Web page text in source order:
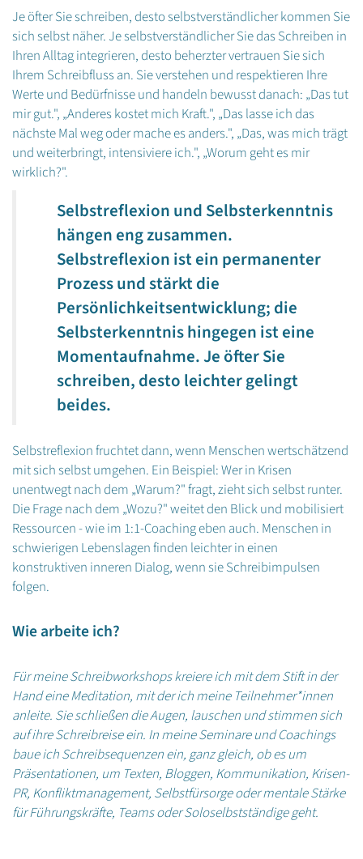
Je öfter Sie schreiben, desto selbstverständlicher kommen Sie
sich selbst näher. Je selbstverständlicher Sie das Schreiben in
Ihren Alltag integrieren, desto beherzter vertrauen Sie sich
Ihrem Schreibfluss an. Sie verstehen und respektieren Ihre
Werte und Bedürfnisse und handeln bewusst danach: „Das tut
mir gut.", „Anderes kostet mich Kraft.", „Das lasse ich das
nächste Mal weg oder mache es anders.", „Das, was mich trägt
und weiterbringt, intensiviere ich.", „Worum geht es mir
wirklich?".
Selbstreflexion und Selbsterkenntnis
hängen eng zusammen.
Selbstreflexion ist ein permanenter
Prozess und stärkt die
Persönlichkeitsentwicklung; die
Selbsterkenntnis hingegen ist eine
Momentaufnahme. Je öfter Sie
schreiben, desto leichter gelingt
beides.
Selbstreflexion fruchtet dann, wenn Menschen wertschätzend
mit sich selbst umgehen. Ein Beispiel: Wer in Krisen
unentwegt nach dem „Warum?" fragt, zieht sich selbst runter.
Die Frage nach dem „Wozu?" weitet den Blick und mobilisiert
Ressourcen - wie im 1:1-Coaching eben auch. Menschen in
schwierigen Lebenslagen finden leichter in einen
konstruktiven inneren Dialog, wenn sie Schreibimpulsen
folgen.
Wie arbeite ich?
Für meine Schreibworkshops kreiere ich mit dem Stift in der
Hand eine Meditation, mit der ich meine Teilnehmer*innen
anleite. Sie schließen die Augen, lauschen und stimmen sich
auf ihre Schreibreise ein. In meine Seminare und Coachings
baue ich Schreibsequenzen ein, ganz gleich, ob es um
Präsentationen, um Texten, Bloggen, Kommunikation, Krisen-
PR, Konfliktmanagement, Selbstfürsorge oder mentale Stärke
für Führungskräfte, Teams oder Soloselbstständige geht.